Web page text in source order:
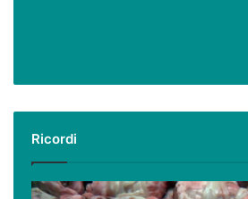
Ricordi
Ricordi: